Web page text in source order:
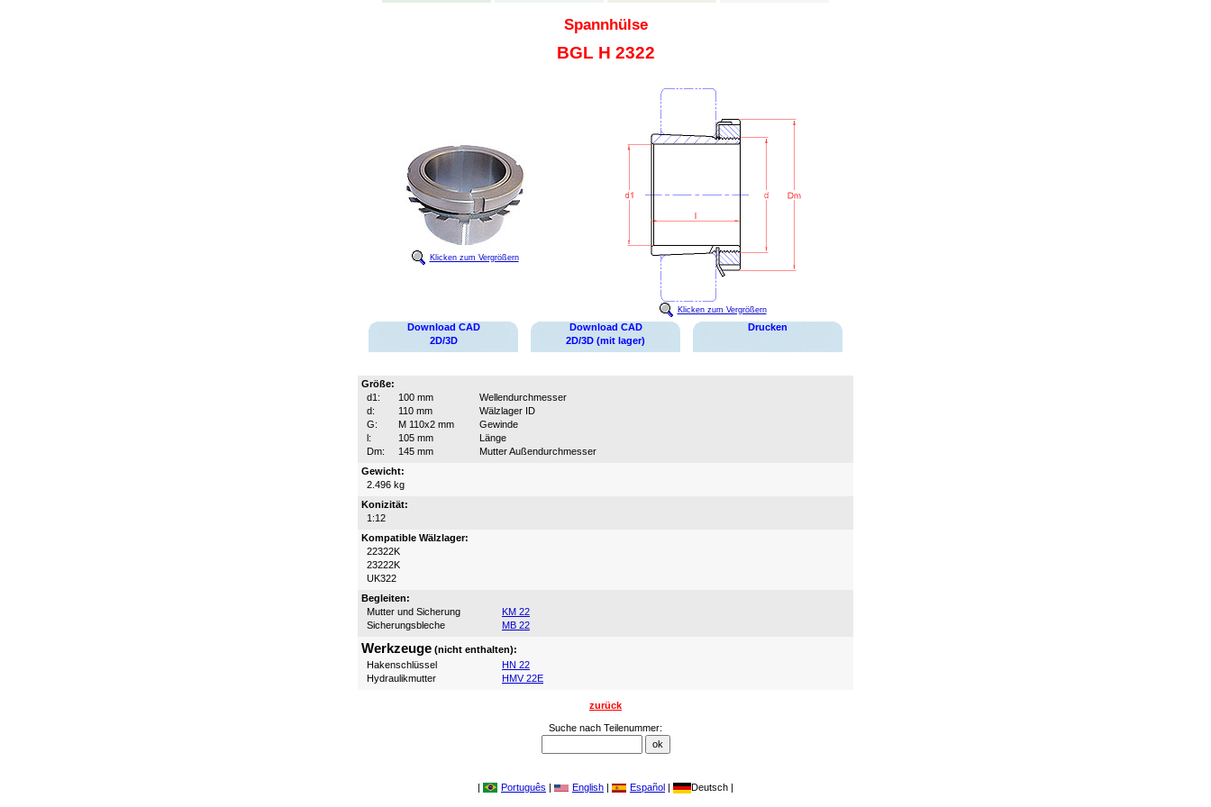
Spannhülse
BGL H 2322
Klicken zum Vergrößern
Klicken zum Vergrößern
Download CAD
2D/3D
Download CAD
2D/3D (mit lager)
Drucken
Größe:
d1:
100 mm
Wellendurchmesser
d:
110 mm
Wälzlager ID
G:
M 110x2 mm
Gewinde
l:
105 mm
Länge
Dm:
145 mm
Mutter Außendurchmesser
Gewicht:
2.496 kg
Konizität:
1:12
Kompatible Wälzlager:
22322K
23222K
UK322
Begleiten:
Mutter und Sicherung
KM 22
Sicherungsbleche
MB 22
Werkzeuge (nicht enthalten):
Hakenschlüssel
HN 22
Hydraulikmutter
HMV 22E
zurück
Suche nach Teilenummer:
| Português | English | Español | Deutsch |